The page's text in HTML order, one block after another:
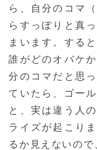
ら、自分のコマ
らすっぽりと真
まいます。する
誰がどのオバケ
分のコマだと思
ていたら、ゴー
と、実は違う人
ライズが起こり
るか見えないので